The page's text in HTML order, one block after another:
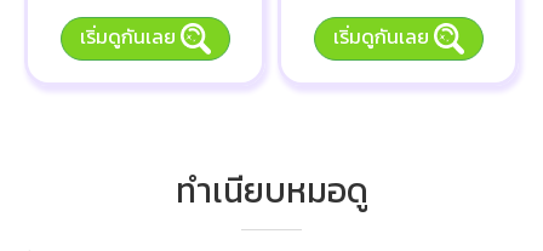
เริ่มดูกันเลย เริ่มดูกันเลย
ทำเนียบหมอดู